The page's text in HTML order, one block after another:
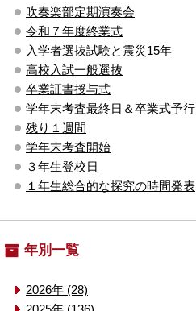
吹奏楽部定期演奏会
令和７年度終業式
入学者選抜試験と震災15年
高校入試一般選抜
卒業証書授与式
学年末考査最終日＆卒業式予行
残り１週間
学年末考査開始
３年生登校日
１年生総合的な探究の時間発表
年別一覧
2026年 (28)